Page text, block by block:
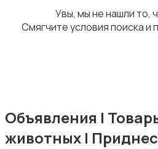
Увы, мы не нашли то,
Смягчите условия поиска и
Объявления |
животных |